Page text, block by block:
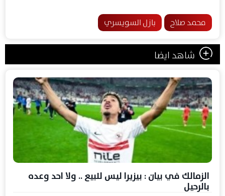
محمد صلاح بازل السويسري
شاهد ايضا
الزمالك في بيان : بيزيرا ليس للبيع .. ولا احد وعده
بالرحيل